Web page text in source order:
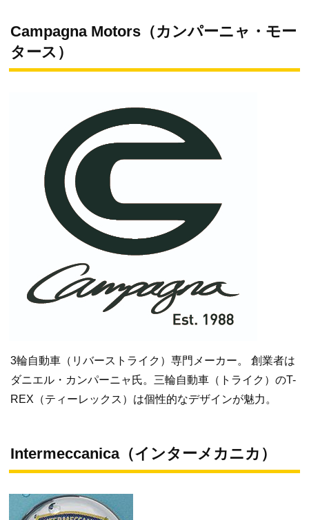
Campagna Motors（カンパーニャ・モー
タース）
3輪自動車（リバーストライク）専門メーカー。 創業者は
ダニエル・カンパーニャ氏。三輪自動車（トライク）のT-
REX（ティーレックス）は個性的なデザインが魅力。
Intermeccanica（インターメカニカ）